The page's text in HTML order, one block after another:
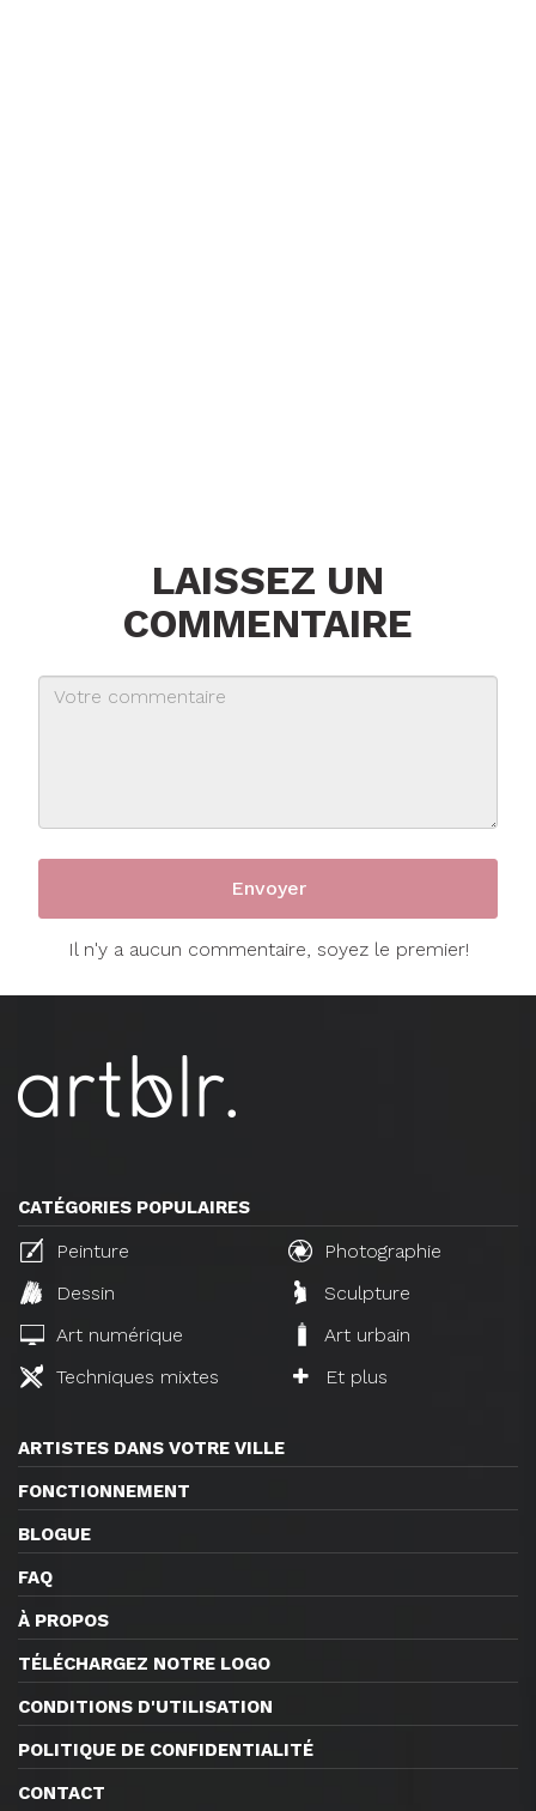
LAISSEZ UN
COMMENTAIRE
Il n'y a aucun commentaire, soyez le premier!
CATÉGORIES POPULAIRES
Peinture
Photographie
Dessin
Sculpture
Art numérique
Art urbain
Techniques mixtes
Et plus
ARTISTES DANS VOTRE VILLE
FONCTIONNEMENT
BLOGUE
FAQ
À PROPOS
TÉLÉCHARGEZ NOTRE LOGO
CONDITIONS D'UTILISATION
POLITIQUE DE CONFIDENTIALITÉ
CONTACT